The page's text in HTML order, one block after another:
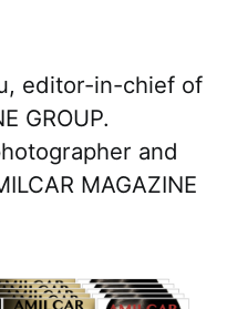
editor-in-chief of
GROUP.
and
MAGAZINE